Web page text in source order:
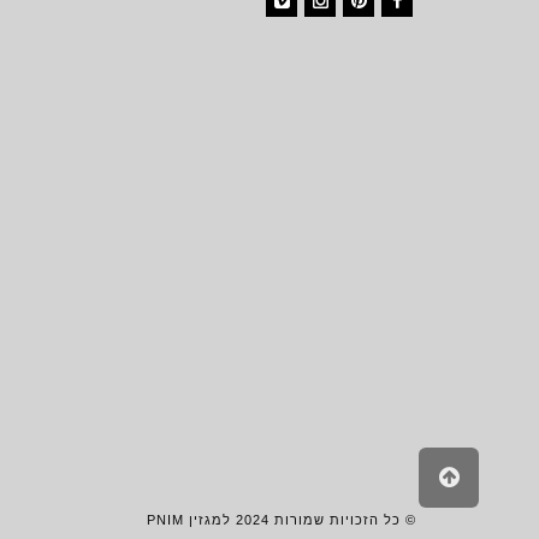
© כל הזכויות שמורות 2024 למגזין PNIM
גלילה
לראש
העמוד